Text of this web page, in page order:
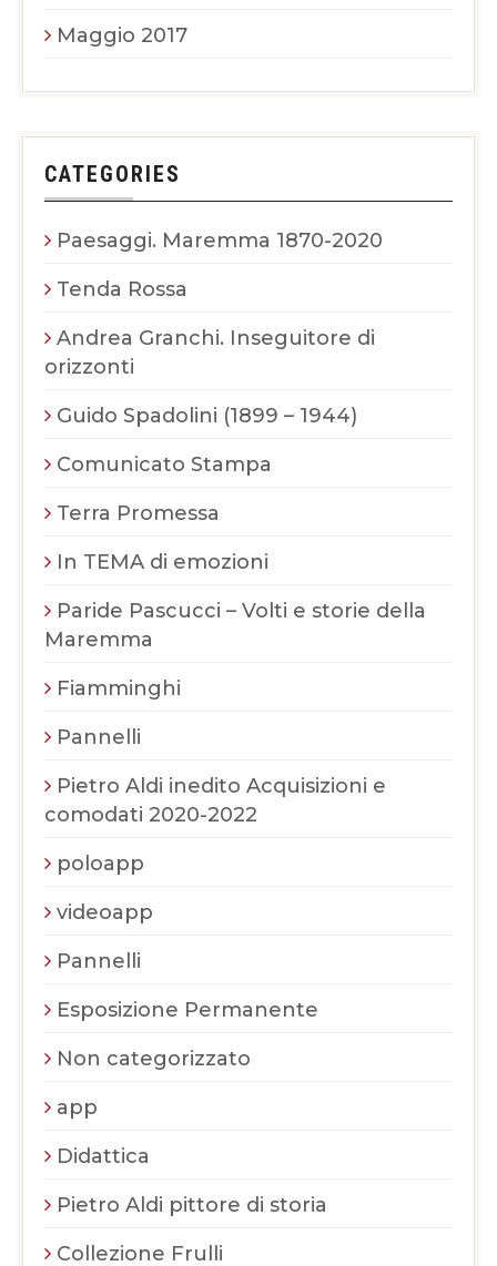
Maggio 2017
CATEGORIES
Paesaggi. Maremma 1870-2020
Tenda Rossa
Andrea Granchi. Inseguitore di
orizzonti
Guido Spadolini (1899 – 1944)
Comunicato Stampa
Terra Promessa
In TEMA di emozioni
Paride Pascucci – Volti e storie della
Maremma
Fiamminghi
Pannelli
Pietro Aldi inedito Acquisizioni e
comodati 2020-2022
poloapp
videoapp
Pannelli
Esposizione Permanente
Non categorizzato
app
Didattica
Pietro Aldi pittore di storia
Collezione Frulli